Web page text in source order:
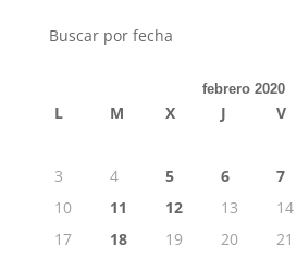
Buscar por fecha
febrero 2020
L M X J V
3
4 5 6 7
10
11 12 13 14
17
18 19 20 21